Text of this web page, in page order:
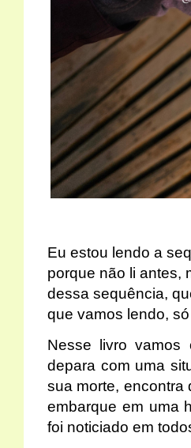
Eu estou lendo a
porque não li antes,
dessa sequência,
que vamos lendo,
Nesse livro vamos
depara com uma
sua morte, encontra
embarque em uma
foi noticiado em